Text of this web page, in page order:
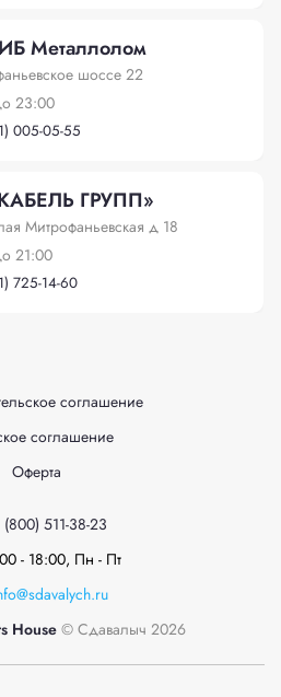
Металлолом
шоссе 22
23:00
005-05-55
ГРУПП»
Митрофаньевская д 18
21:00
725-14-60
соглашение
соглашение
Оферта
511-38-23
- 18:00, Пн - Пт
House © Сдавалыч 2026